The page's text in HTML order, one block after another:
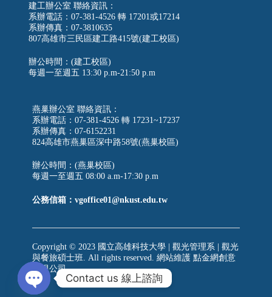
建工辦公室 聯絡資訊：
系辦電話：07-381-4526 轉 17201或17214
系辦傳真：07-3810635
807高雄市三民區建工路415號(建工校區)
辦公時間：(建工校區)
每週一至週五 13:30 p.m-21:50 p.m
燕巢辦公室 聯絡資訊：
系辦電話：07-381-4526 轉 17231~17237
系辦傳真：07-6152231
824高雄市燕巢區深中路58號(燕巢校區)
辦公時間：(燕巢校區)
每週一至週五 08:00 a.m-17:30 p.m
公務信箱：vgoffice01@nkust.edu.tw
Copyright © 2023 國立高雄科技大學 | 觀光管理系 | 觀光
與餐旅碩士班. All rights reserved. 網站維護 點金網創意
有限公司
Contact us 線上諮詢